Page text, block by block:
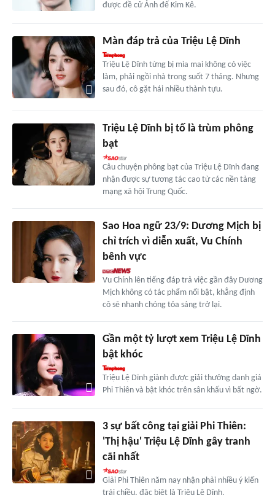
được đề cử Ảnh đế Kim Kê.
Màn đáp trả của Triệu Lệ Dĩnh
Triệu Lệ Dĩnh từng bị mỉa mai không có việc
làm, phải ngồi nhà trong suốt 7 tháng. Nhưng
sau đó, cô gặt hái nhiều thành tựu.
Triệu Lệ Dĩnh bị tố là trùm phông
bạt
Câu chuyện phông bạt của Triệu Lệ Dĩnh đang
nhận được sự tương tác cao từ các nền tảng
mạng xã hội Trung Quốc.
Sao Hoa ngữ 23/9: Dương Mịch bị
chỉ trích vì diễn xuất, Vu Chính
bênh vực
Vu Chính lên tiếng đáp trả việc gần đây Dương
Mịch không có tác phẩm nổi bật, khẳng định
cô sẽ nhanh chóng tỏa sáng trở lại.
Gần một tỷ lượt xem Triệu Lệ Dĩnh
bật khóc
Triệu Lệ Dĩnh giành được giải thưởng danh giá
Phi Thiên và bật khóc trên sân khấu vì bất ngờ.
3 sự bất công tại giải Phi Thiên:
'Thị hậu' Triệu Lệ Dĩnh gây tranh
cãi nhất
Giải Phi Thiên năm nay nhận phải nhiều ý kiến
trái chiều, đặc biệt là Triệu Lệ Dĩnh.